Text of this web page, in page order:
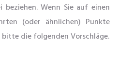
beziehen. Wenn Sie auf einen
(oder ähnlichen) Punkte
die folgenden Vorschläge.